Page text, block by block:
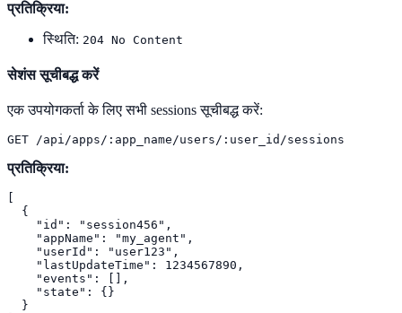
प्रतिक्रिया:
स्थिति: 204 No Content
सेशंस सूचीबद्ध करें
एक उपयोगकर्ता के लिए सभी sessions सूचीबद्ध करें:
GET /api/apps/:app_name/users/:user_id/sessions
प्रतिक्रिया:
  {
    "id": "session456",
    "appName": "my_agent",
    "userId": "user123",
    "lastUpdateTime": 1234567890,
    "events": [],
    "state": {}
  }